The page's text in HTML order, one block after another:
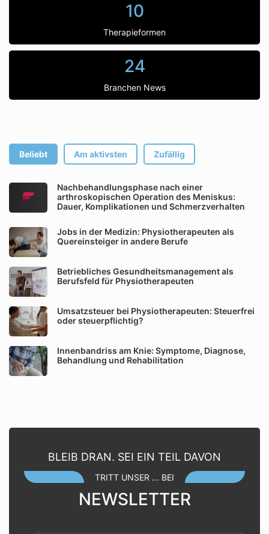
10
Therapieformen
24
Branchen News
Beliebt Am aktivsten Zufällig
Nachbehandlungsphase nach einer
arthroskopischen Operation des Meniskus:
Dauer, Komplikationen und Schmerzverhalten
Jobs in der Medizin: Physiotherapeuten als
Quereinsteiger in andere Berufe
Betriebliches Gesundheitsmanagement als
Berufsfeld für Physiotherapeuten
Umsatzsteuer bei Physiotherapeuten: Steuerfrei
oder steuerpflichtig?
Innenbandriss am Knie: Symptome, Diagnose,
Behandlung und Rehabilitation
BLEIB DRAN. SEI EIN TEIL DAVON
TRITT UNSER ... BEI
NEWSLETTER